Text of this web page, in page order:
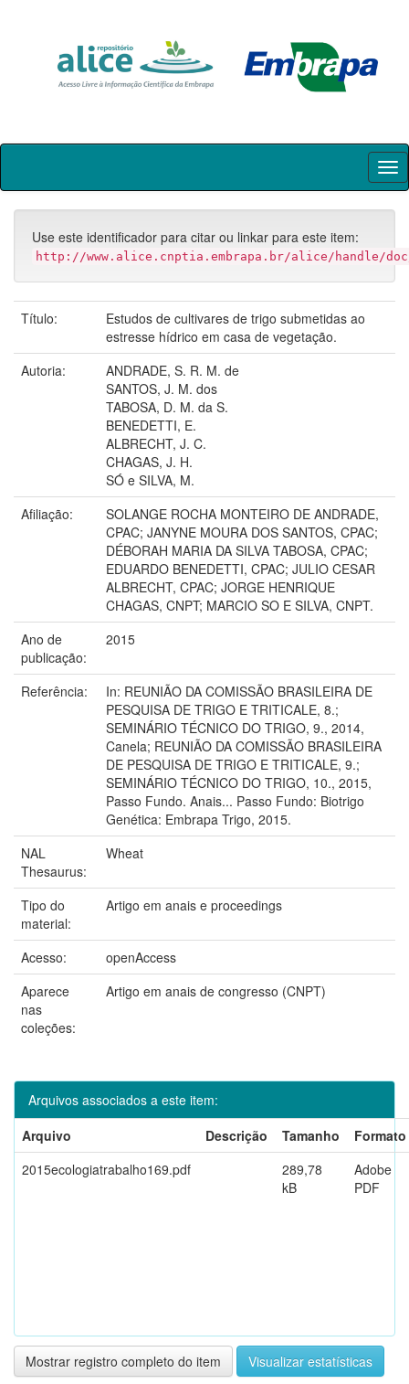
Skip
Use este identificador para citar ou linkar para este item:
http://www.alice.cnptia.embrapa.br/alice/handle/doc/
Título:
Estudos de cultivares de trigo submetidas ao
estresse hídrico em casa de vegetação.
Autoria:
ANDRADE, S. R. M. de
SANTOS, J. M. dos
TABOSA, D. M. da S.
BENEDETTI, E.
ALBRECHT, J. C.
CHAGAS, J. H.
SÓ e SILVA, M.
Afiliação:
SOLANGE ROCHA MONTEIRO DE ANDRADE,
CPAC; JANYNE MOURA DOS SANTOS, CPAC;
DÉBORAH MARIA DA SILVA TABOSA, CPAC;
EDUARDO BENEDETTI, CPAC; JULIO CESAR
ALBRECHT, CPAC; JORGE HENRIQUE
CHAGAS, CNPT; MARCIO SO E SILVA, CNPT.
Ano de
publicação:
2015
Referência:
In: REUNIÃO DA COMISSÃO BRASILEIRA DE
PESQUISA DE TRIGO E TRITICALE, 8.;
SEMINÁRIO TÉCNICO DO TRIGO, 9., 2014,
Canela; REUNIÃO DA COMISSÃO BRASILEIRA
DE PESQUISA DE TRIGO E TRITICALE, 9.;
SEMINÁRIO TÉCNICO DO TRIGO, 10., 2015,
Passo Fundo. Anais... Passo Fundo: Biotrigo
Genética: Embrapa Trigo, 2015.
NAL
Thesaurus:
Wheat
Tipo do
material:
Artigo em anais e proceedings
Acesso:
openAccess
Aparece
nas
coleções:
Artigo em anais de congresso (CNPT)
Arquivos associados a este item:
Arquivo
Descrição Tamanho
Formato
2015ecologiatrabalho169.pdf
289,78
kB
Adobe
PDF
Mostrar registro completo do item Visualizar estatísticas